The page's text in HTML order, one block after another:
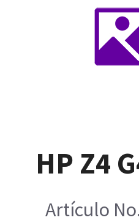
HP Z4
Artículo